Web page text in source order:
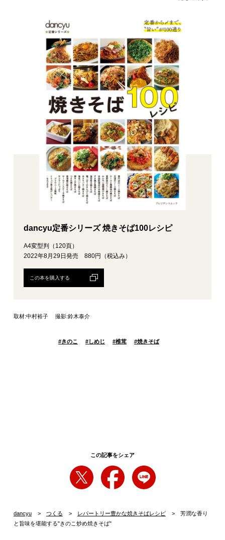
dancyu定番シリーズ 焼きそば100レシピ
A4変型判（120頁）
2022年8月29日発売 880円（税込み）
この本を購入する
取材:中村裕子 撮影:鈴木泰介
#きのこ #しめじ #椎茸 #焼きそば
この記事をシェア
dancyu つくる レパートリー豊かな焼きそばレシピ
芳潤な香り
と旨味を堪能する"きのこ炒め焼きそば"